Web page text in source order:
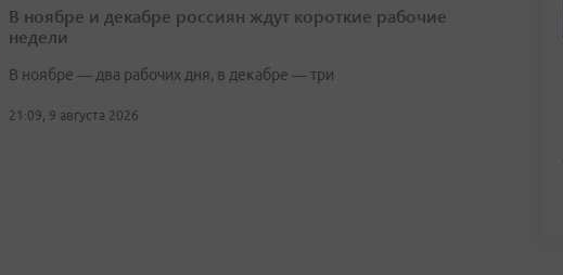
В ноябре и декабре россиян ждут короткие рабочие
недели
В ноябре — два рабочих дня, в декабре — три
21:09, 9 августа 2026